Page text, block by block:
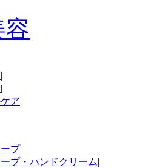
|
|
ア
プ|
プ・ハンドクリーム|